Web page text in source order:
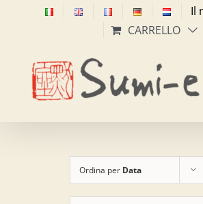
Il
CARRELLO
Ordina per Data